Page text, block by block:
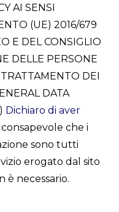
AI SENSI
(UE) 2016/679
E DEL CONSIGLIO
DELLE PERSONE
DEI
DATA
Dichiaro di aver
che i
sono tutti
erogato dal sito
è necessario.